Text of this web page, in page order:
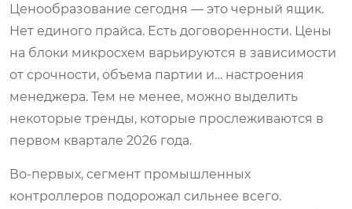
Ценообразование сегодня — это черный ящик.
Нет единого прайса. Есть договоренности. Цены
на блоки микросхем варьируются в зависимости
от срочности, объема партии и… настроения
менеджера. Тем не менее, можно выделить
некоторые тренды, которые прослеживаются в
первом квартале 2026 года.
Во-первых, сегмент промышленных
контроллеров подорожал сильнее всего.